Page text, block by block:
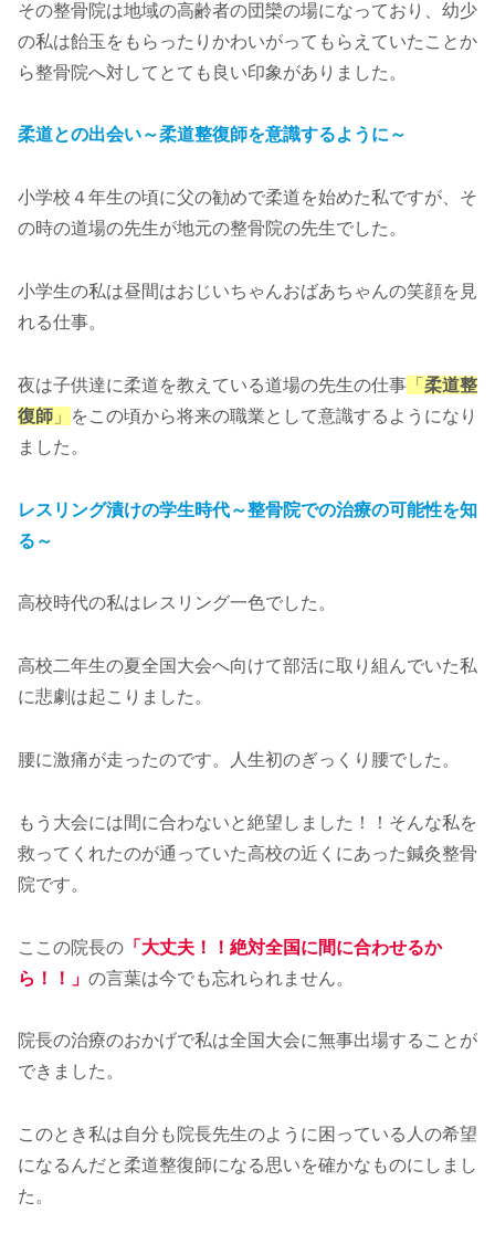
その整骨院は地域の高齢者の団欒の場になっており、幼少
の私は飴玉をもらったりかわいがってもらえていたことか
ら整骨院へ対してとても良い印象がありました。
柔道との出会い～柔道整復師を意識するように～
小学校４年生の頃に父の勧めで柔道を始めた私ですが、そ
の時の道場の先生が地元の整骨院の先生でした。
小学生の私は昼間はおじいちゃんおばあちゃんの笑顔を見
れる仕事。
夜は子供達に柔道を教えている道場の先生の仕事 「 柔道整
復師 」
をこの頃から将来の職業として意識するようになり
ました。
レスリング漬けの学生時代～整骨院での治療の可能性を知
る～
高校時代の私はレスリング一色でした。
高校二年生の夏全国大会へ向けて部活に取り組んでいた私
に悲劇は起こりました。
腰に激痛が走ったのです。人生初のぎっくり腰でした。
もう大会には間に合わないと絶望しました！！そんな私を
救ってくれたのが通っていた高校の近くにあった鍼灸整骨
院です。
ここの院長の 「大丈夫！！絶対全国に間に合わせるか
ら！！」 の言葉は今でも忘れられません。
院長の治療のおかげで私は全国大会に無事出場することが
できました。
このとき私は自分も院長先生のように困っている人の希望
になるんだと柔道整復師になる思いを確かなものにしまし
た。